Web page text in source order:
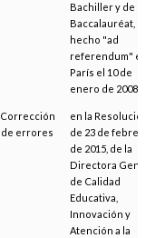
Bachiller y de
Baccalauréat,
hecho "ad
referendum" en
París el 10 de
enero de 2008
Corrección
de errores
en la Resolución
de 23 de febrero
de 2015, de la
Directora General
de Calidad
Educativa,
Innovación y
Atención a la